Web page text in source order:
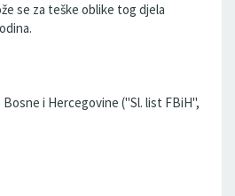
se za teške oblike tog djela
i Hercegovine (''Sl. list FBiH'',